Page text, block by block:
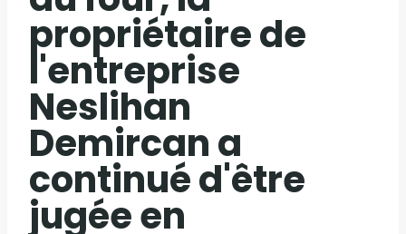
propriétaire de
l'entreprise
Neslihan
Demircan a
continué d'être
jugée en